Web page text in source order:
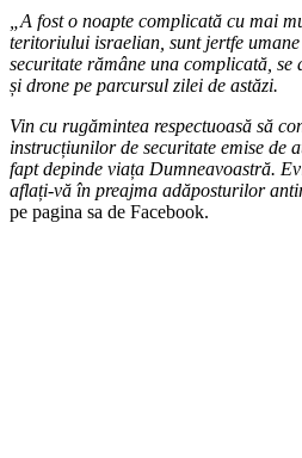
„A fost o noapte complicată cu mai
teritoriului israelian, sunt jertfe
securitate rămâne una complicată, se
și drone pe parcursul zilei de astăzi.
Vin cu rugămintea respectuoasă să
instrucțiunilor de securitate emise de
fapt depinde viața Dumneavoastră.
aflați-vă în preajma adăposturilor
pe pagina sa de Facebook.